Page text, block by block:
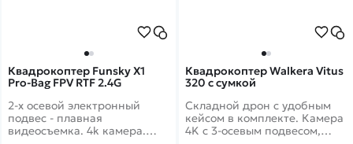
Квадрокоптер Funsky X1
Pro-Bag FPV RTF 2.4G
2-х осевой электронный
подвес - плавная
видеосъемка. 4k камера.
Квадрокоптер Walkera Vitus
320 с сумкой
Складной дрон с удобным
кейсом в комплекте. Камера
4K с 3-осевым подвесом,